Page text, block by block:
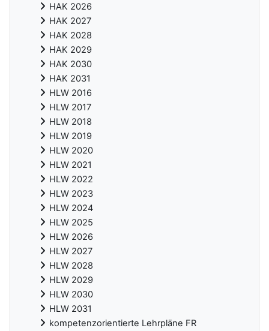
HAK 2026
HAK 2027
HAK 2028
HAK 2029
HAK 2030
HAK 2031
HLW 2016
HLW 2017
HLW 2018
HLW 2019
HLW 2020
HLW 2021
HLW 2022
HLW 2023
HLW 2024
HLW 2025
HLW 2026
HLW 2027
HLW 2028
HLW 2029
HLW 2030
HLW 2031
kompetenzorientierte Lehrpläne FR